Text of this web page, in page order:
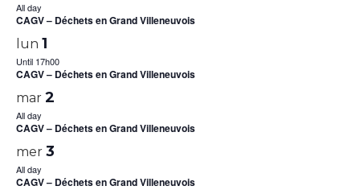
All day
CAGV – Déchets en Grand Villeneuvois
lun 1
Until 17h00
CAGV – Déchets en Grand Villeneuvois
mar 2
All day
CAGV – Déchets en Grand Villeneuvois
mer 3
All day
CAGV – Déchets en Grand Villeneuvois